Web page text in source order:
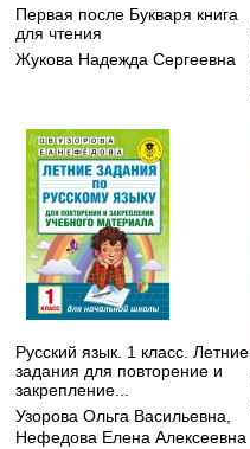
Первая после Букваря книга
для чтения
Жукова Надежда Сергеевна
Русский язык. 1 класс. Летние
задания для повторение и
закрепление...
Узорова Ольга Васильевна,
Нефедова Елена Алексеевна